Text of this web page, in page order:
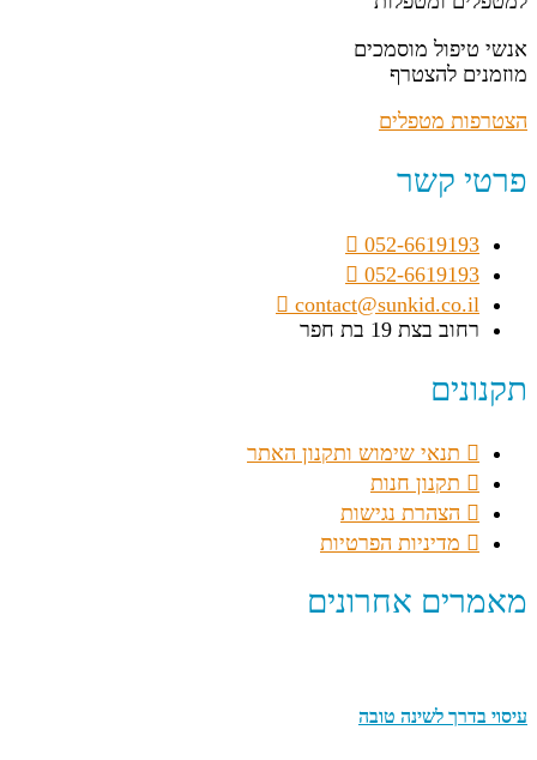
אנשי טיפול מוסמכים
מוזמנים להצטרף
הצטרפות מטפלים
פרטי קשר
052-6619193
052-6619193
contact@sunkid.co.il
רחוב בצת 19 בת חפר
תקנונים
תנאי שימוש ותקנון האתר
תקנון חנות
הצהרת נגישות
מדיניות הפרטיות
מאמרים אחרונים
עיסוי בדרך לשינה טובה